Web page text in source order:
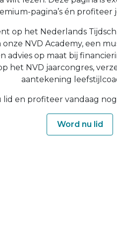
pagina’s én
op het Nederlands
onze NVD Academy, een
advies op maat bij
het NVD jaarcongres,
aantekening
lid en profiteer vandaag
Word nu lid